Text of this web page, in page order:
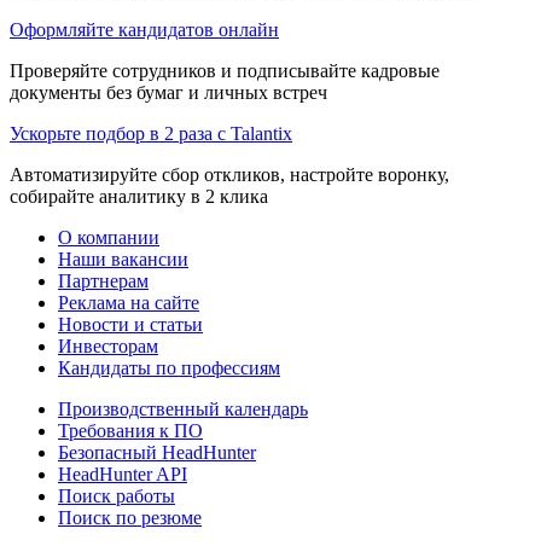
Оформляйте кандидатов онлайн
Проверяйте сотрудников и подписывайте кадровые
документы без бумаг и личных встреч
Ускорьте подбор в 2 раза с Talantix
Автоматизируйте сбор откликов, настройте воронку,
собирайте аналитику в 2 клика
О компании
Наши вакансии
Партнерам
Реклама на сайте
Новости и статьи
Инвесторам
Кандидаты по профессиям
Производственный календарь
Требования к ПО
Безопасный HeadHunter
HeadHunter API
Поиск работы
Поиск по резюме